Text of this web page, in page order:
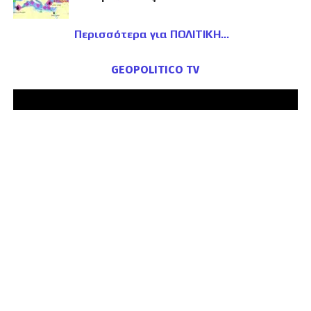
Περισσότερα για ΠΟΛΙΤΙΚΗ
GEOPOLITICO TV